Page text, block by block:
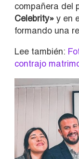
compañera del
Celebrity» y en
formando una
Lee también:
contrajo